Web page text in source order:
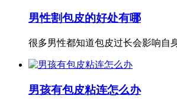
男性割包皮的好处有哪
很多男性都知道包皮过长会影响自
男孩有包皮粘连怎么办